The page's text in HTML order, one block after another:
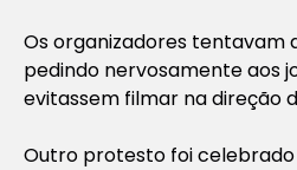
Os organizadores tentavam
pedindo nervosamente aos
evitassem filmar na direção
Outro protesto foi celebrado